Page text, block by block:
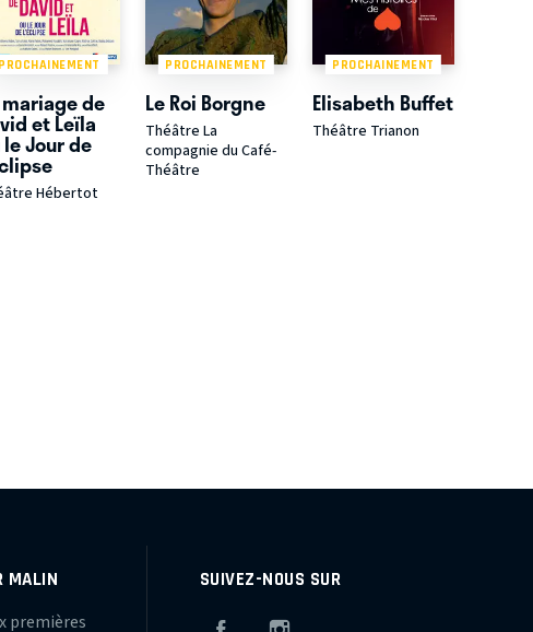
PROCHAINEMENT
mariage de
et Leïla
Jour de
Hébertot
PROCHAINEMENT
Le Roi Borgne
Théâtre La
compagnie du Café-
Théâtre
PROCHAINEMENT
Elisabeth Buffet
Théâtre Trianon
MALIN
premières
SUIVEZ-NOUS SUR
Facebook